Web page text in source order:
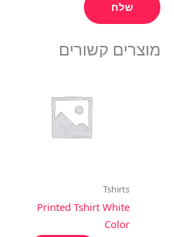
מוצרים קשורים
Tshirts
Printed Tshirt White
Color